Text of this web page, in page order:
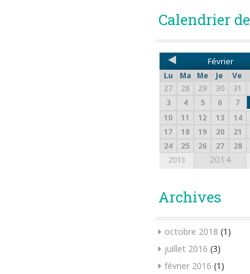
Calendrier
Février
Lu Ma Me Je Ve
27
28 29 30 31
3
4 5 6 7
10
11 12 13 14
17
18 19 20 21
24
25 26 27 28
2013 2014
Archives
octobre 2018 (1)
juillet 2016 (3)
février 2016 (1)